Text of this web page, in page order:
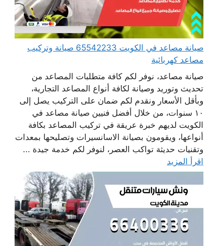
صيانة مصاعد في الكويت 65542233 صيانة وتركيب
مصاعد كهربائية
صيانة مصاعد، نوفر لكم كافة متطلبات المصاعد من
تحديث وتوريد وصيانة لكافة أنواع المصاعد التجارية،
وبأقل الأسعار ونقدم لكم ضمان على التركيب يصل إلى
١٠ سنوات، من خلال أفضل فنيين صيانة مصاعد في
الكويت لديهم خبرة عريقة في تركيب المصاعد بكافة
أنواعها، ويقومون بصيانة الاسانسيرات وتصليحها بمعدات
وتقنيات حديثة تواكب العصر، لنوفر لكم خدمة جيدة ...
اقرأ المزيد